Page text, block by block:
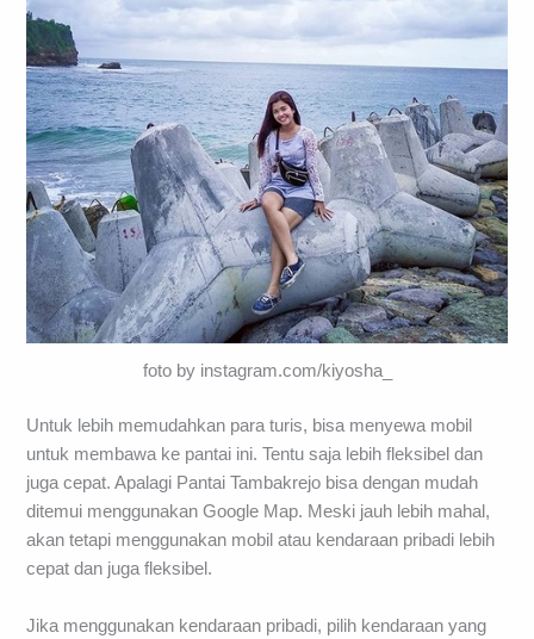
foto by instagram.com/kiyosha_
Untuk lebih memudahkan para turis, bisa menyewa mobil
untuk membawa ke pantai ini. Tentu saja lebih fleksibel dan
juga cepat. Apalagi Pantai Tambakrejo bisa dengan mudah
ditemui menggunakan Google Map. Meski jauh lebih mahal,
akan tetapi menggunakan mobil atau kendaraan pribadi lebih
cepat dan juga fleksibel.
Jika menggunakan kendaraan pribadi, pilih kendaraan yang